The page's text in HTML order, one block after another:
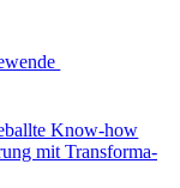
Know-how
mit Trans­for­ma­